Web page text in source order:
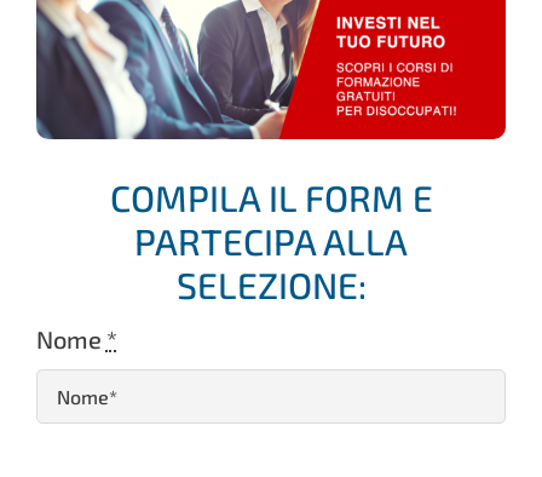
COMPILA IL FORM E
PARTECIPA ALLA
SELEZIONE:
Nome *